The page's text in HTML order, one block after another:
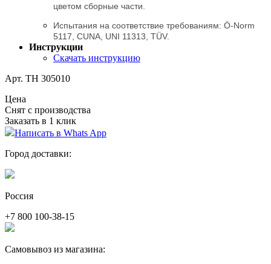
цветом сборные части.
Испытания на соответствие требованиям: Ö-Norm
5117, CUNA, UNI 11313, TÜV.
Инструкции
Скачать инструкцию
Арт. TH 305010
Цена
Снят с производства
Заказать в 1 клик
Написать в Whats App
Город доставки:
Россия
+7 800 100-38-15
Самовывоз из магазина: